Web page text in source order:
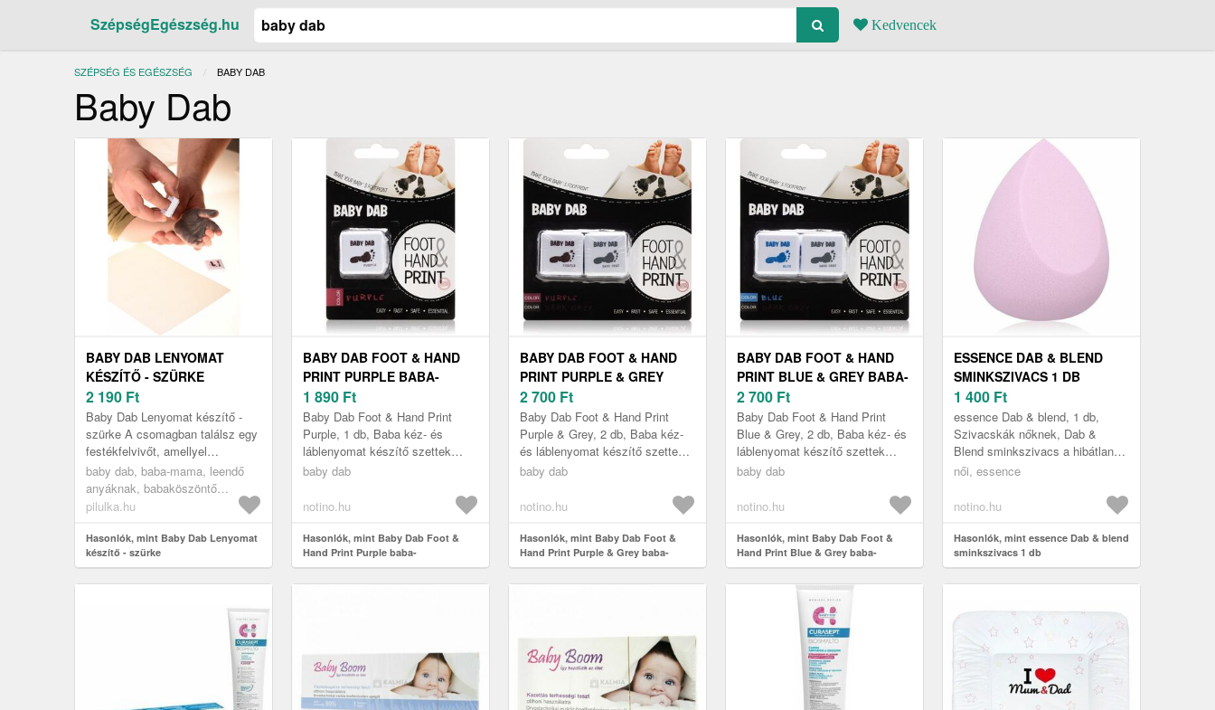
SzépségEgészség.hu Kedvencek
SZÉPSÉG ÉS EGÉSZSÉG JELENLEGI:
BABY DAB
Baby Dab
BABY DAB LENYOMAT
KÉSZÍTŐ - SZÜRKE
2 190 Ft
Baby Dab Lenyomat készítő -
szürke A csomagban találsz egy
festékfelvivőt, amellyel
egyszerűen felviheted a festéket
a bőrre és elkészítheted a kív...
baby dab, baba-mama, leendő
anyáknak, babaköszöntő
ajándékok
pilulka.hu
Hasonlók, mint Baby Dab Lenyomat
készítő - szürke
BABY DAB FOOT & HAND
PRINT PURPLE BABA-
UJJLENYOMATFESTÉK 1 DB
1 890 Ft
Baby Dab Foot & Hand Print
Purple, 1 db, Baba kéz- és
láblenyomat készítő szettek
gyermekeknek, Hozzon létre
képet,...
baby dab
notino.hu
Hasonlók, mint Baby Dab Foot &
Hand Print Purple baba-
ujjlenyomatfesték 1 db
BABY DAB FOOT & HAND
PRINT PURPLE & GREY
BABA-
UJJLENYOMATFESTÉK 2 DB
2 700 Ft
Baby Dab Foot & Hand Print
Purple & Grey, 2 db, Baba kéz-
és láblenyomat készítő szettek
gyermekeknek, Őrizze meg a
baby dab
notino.hu
Hasonlók, mint Baby Dab Foot &
Hand Print Purple & Grey baba-
ujjlenyomatfesték 2 db
BABY DAB FOOT & HAND
PRINT BLUE & GREY BABA-
UJJLENYOMATFESTÉK 2 DB
2 700 Ft
Baby Dab Foot & Hand Print
Blue & Grey, 2 db, Baba kéz- és
láblenyomat készítő szettek
gyermekeknek, Őrizze meg a
emlék...
baby dab
notino.hu
Hasonlók, mint Baby Dab Foot &
Hand Print Blue & Grey baba-
ujjlenyomatfesték 2 db
ESSENCE DAB & BLEND
SMINKSZIVACS 1 DB
1 400 Ft
essence Dab & blend, 1 db,
Szivacskák nőknek, Dab &
Blend sminkszivacs a hibátlan
sminkért. Ideális alapozó és
e...
női, essence
notino.hu
Hasonlók, mint essence Dab & blend
sminkszivacs 1 db